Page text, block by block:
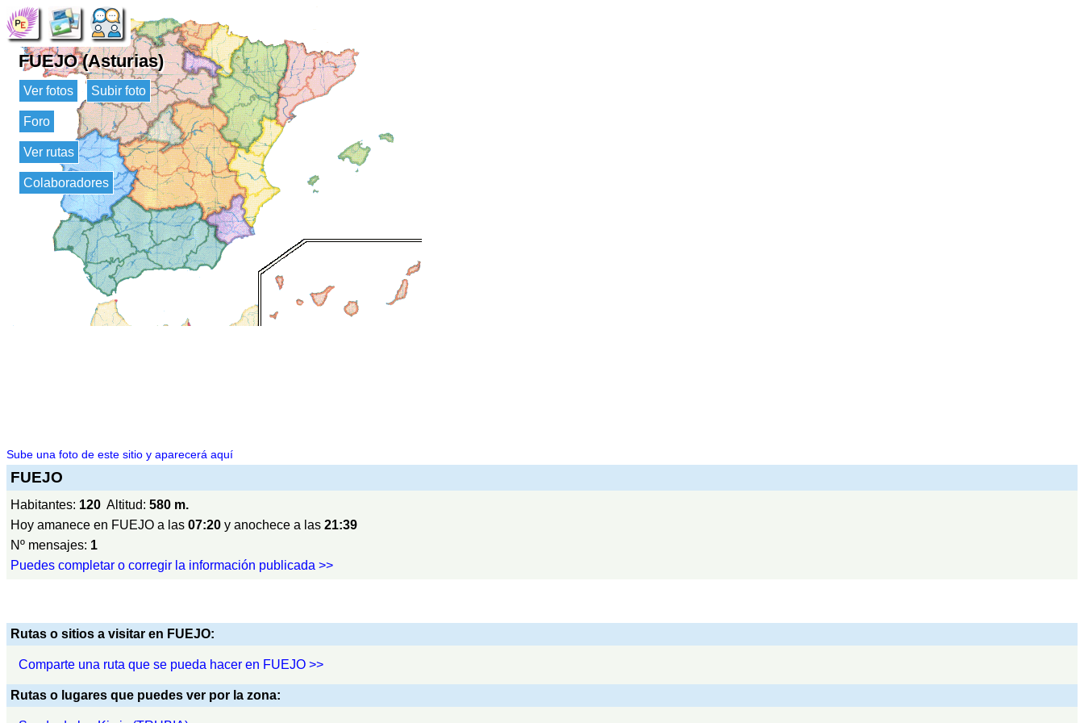
FUEJO (Asturias)
Ver fotos Subir foto
Foro
Ver rutas
Colaboradores
Sube una foto de este sitio y aparecerá aquí
FUEJO
Habitantes: 120 Altitud: 580 m.
Hoy amanece en FUEJO a las 07:20 y anochece a las 21:39
Nº mensajes: 1
Puedes completar o corregir la información publicada >>
Rutas o sitios a visitar en FUEJO:
Comparte una ruta que se pueda hacer en FUEJO >>
Rutas o lugares que puedes ver por la zona: